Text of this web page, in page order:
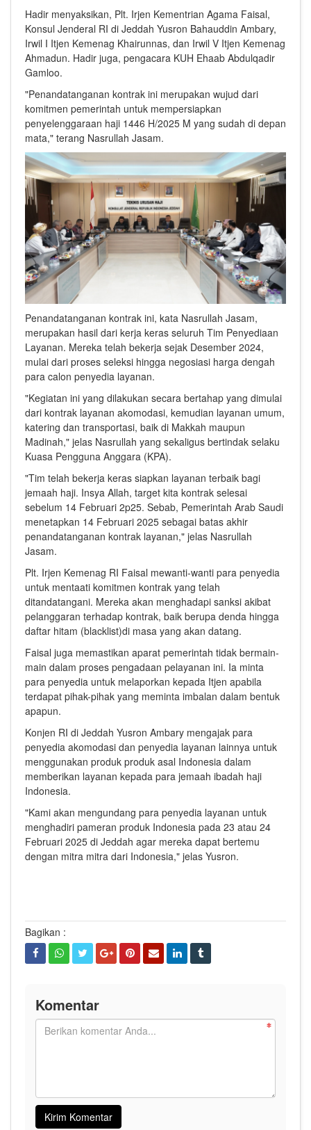
Hadir menyaksikan, Plt. Irjen Kementrian Agama Faisal,
Konsul Jenderal RI di Jeddah Yusron Bahauddin Ambary,
Irwil I Itjen Kemenag Khairunnas, dan Irwil V Itjen Kemenag
Ahmadun. Hadir juga, pengacara KUH Ehaab Abdulqadir
Gamloo.
"Penandatanganan kontrak ini merupakan wujud dari
komitmen pemerintah untuk mempersiapkan
penyelenggaraan haji 1446 H/2025 M yang sudah di depan
mata," terang Nasrullah Jasam.
Penandatanganan kontrak ini, kata Nasrullah Jasam,
merupakan hasil dari kerja keras seluruh Tim Penyediaan
Layanan. Mereka telah bekerja sejak Desember 2024,
mulai dari proses seleksi hingga negosiasi harga dengah
para calon penyedia layanan.
"Kegiatan ini yang dilakukan secara bertahap yang dimulai
dari kontrak layanan akomodasi, kemudian layanan umum,
katering dan transportasi, baik di Makkah maupun
Madinah," jelas Nasrullah yang sekaligus bertindak selaku
Kuasa Pengguna Anggara (KPA).
"Tim telah bekerja keras siapkan layanan terbaik bagi
jemaah haji. Insya Allah, target kita kontrak selesai
sebelum 14 Februari 2p25. Sebab, Pemerintah Arab Saudi
menetapkan 14 Februari 2025 sebagai batas akhir
penandatanganan kontrak layanan," jelas Nasrullah
Jasam.
Plt. Irjen Kemenag RI Faisal mewanti-wanti para penyedia
untuk mentaati komitmen kontrak yang telah
ditandatangani. Mereka akan menghadapi sanksi akibat
pelanggaran terhadap kontrak, baik berupa denda hingga
daftar hitam (blacklist)di masa yang akan datang.
Faisal juga memastikan aparat pemerintah tidak bermain-
main dalam proses pengadaan pelayanan ini. Ia minta
para penyedia untuk melaporkan kepada Itjen apabila
terdapat pihak-pihak yang meminta imbalan dalam bentuk
apapun.
Konjen RI di Jeddah Yusron Ambary mengajak para
penyedia akomodasi dan penyedia layanan lainnya untuk
menggunakan produk produk asal Indonesia dalam
memberikan layanan kepada para jemaah ibadah haji
Indonesia.
"Kami akan mengundang para penyedia layanan untuk
menghadiri pameran produk Indonesia pada 23 atau 24
Februari 2025 di Jeddah agar mereka dapat bertemu
dengan mitra mitra dari Indonesia," jelas Yusron.
Bagikan :
Komentar